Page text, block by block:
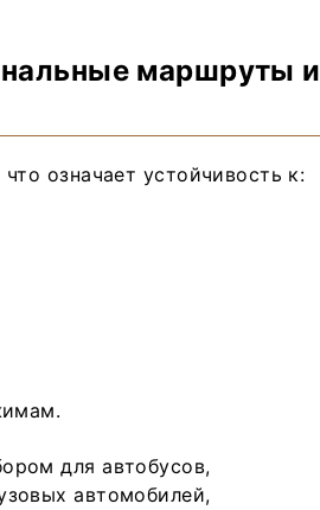
маршруты и
означает устойчивость к:
для автобусов,
автомобилей,